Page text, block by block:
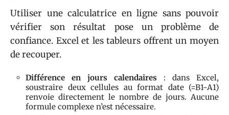
Utiliser une calculatrice en ligne sans pouvoir
vérifier son résultat pose un problème de
confiance. Excel et les tableurs offrent un moyen
de recouper.
Différence en jours calendaires : dans Excel,
soustraire deux cellules au format date (=B1-A1)
renvoie directement le nombre de jours. Aucune
formule complexe n’est nécessaire.